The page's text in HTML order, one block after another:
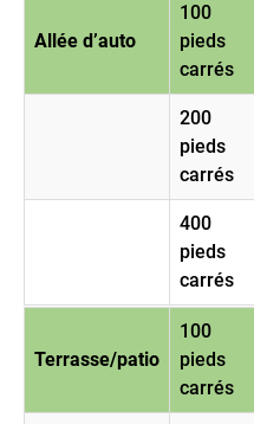
Allée d’auto
100
pieds
carrés
200
pieds
carrés
400
pieds
carrés
Terrasse/patio
100
pieds
carrés